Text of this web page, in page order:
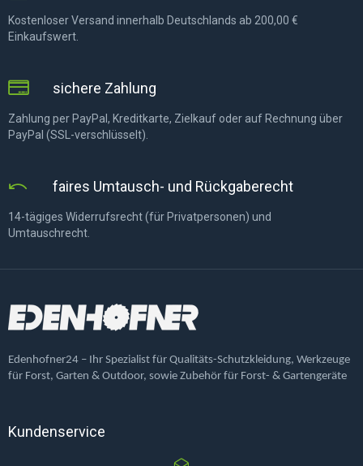
Kostenloser Versand innerhalb Deutschlands ab 200,00 €
Einkaufswert.
sichere Zahlung
Zahlung per PayPal, Kreditkarte, Zielkauf oder auf Rechnung über
PayPal (SSL-verschlüsselt).
faires Umtausch- und Rückgaberecht
14-tägiges Widerrufsrecht (für Privatpersonen) und
Umtauschrecht.
Edenhofner24 – Ihr Spezialist für Qualitäts-Schutzkleidung, Werkzeuge
für Forst, Garten & Outdoor, sowie Zubehör für Forst- & Gartengeräte
Kundenservice